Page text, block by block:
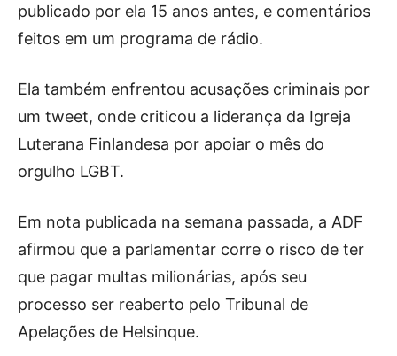
publicado por ela 15 anos antes, e comentários
feitos em um programa de rádio.
Ela também enfrentou acusações criminais por
um tweet, onde criticou a liderança da Igreja
Luterana Finlandesa por apoiar o mês do
orgulho LGBT.
Em nota publicada na semana passada, a ADF
afirmou que a parlamentar corre o risco de ter
que pagar multas milionárias, após seu
processo ser reaberto pelo Tribunal de
Apelações de Helsinque.